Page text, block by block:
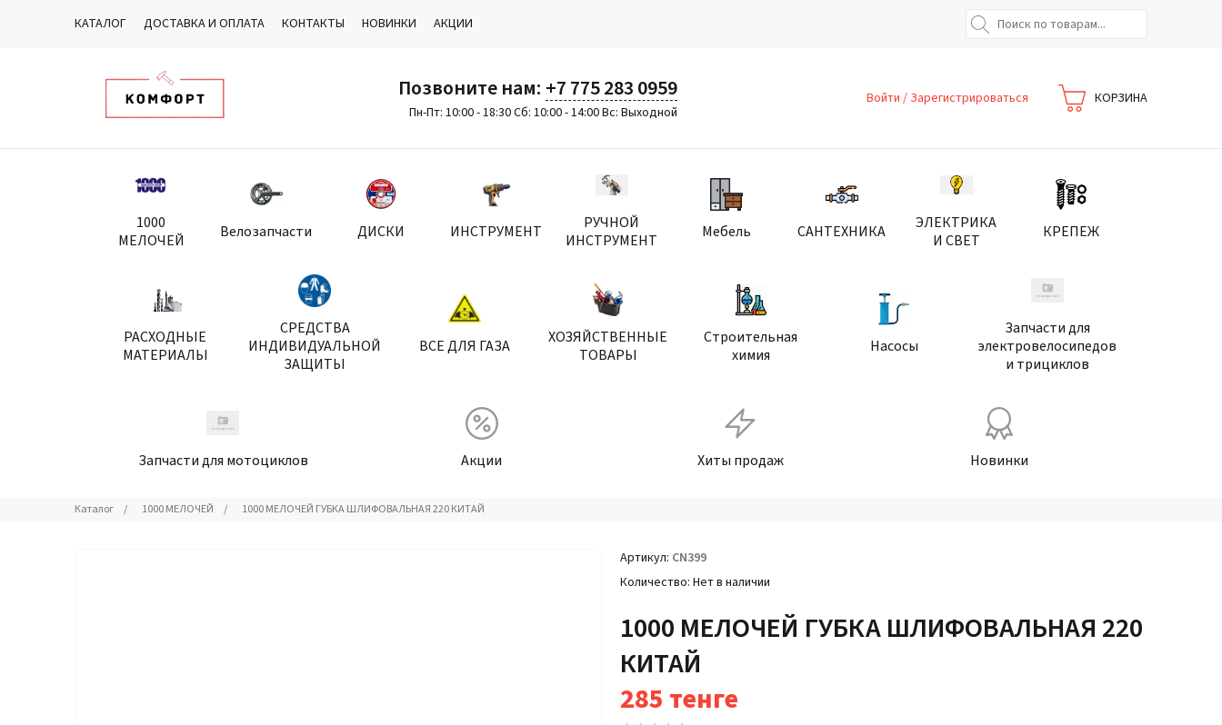
КАТАЛОГ ДОСТАВКА И ОПЛАТА КОНТАКТЫ НОВИНКИ АКЦИИ
Позвоните нам: +7 775 283 0959
Пн-Пт: 10:00 - 18:30 Сб: 10:00 - 14:00 Вс: Выходной
Войти / Зарегистрироваться КОРЗИНА
1000
МЕЛОЧЕЙ
Велозапчасти ДИСКИ ИНСТРУМЕНТ
РУЧНОЙ
ИНСТРУМЕНТ
Мебель САНТЕХНИКА
ЭЛЕКТРИКА
И СВЕТ
КРЕПЕЖ
РАСХОДНЫЕ
МАТЕРИАЛЫ
СРЕДСТВА
ИНДИВИДУАЛЬНОЙ
ЗАЩИТЫ
ВСЕ ДЛЯ ГАЗА
ХОЗЯЙСТВЕННЫЕ
ТОВАРЫ
Строительная
химия
Насосы
Запчасти для
электровелосипедов
и трициклов
Запчасти для мотоциклов Акции Хиты продаж Новинки
Каталог / 1000 МЕЛОЧЕЙ / 1000 МЕЛОЧЕЙ ГУБКА ШЛИФОВАЛЬНАЯ 220 КИТАЙ
Артикул CN399
Количество Нет в наличии
1000 МЕЛОЧЕЙ ГУБКА ШЛИФОВАЛЬНАЯ 220
КИТАЙ
285 тенге